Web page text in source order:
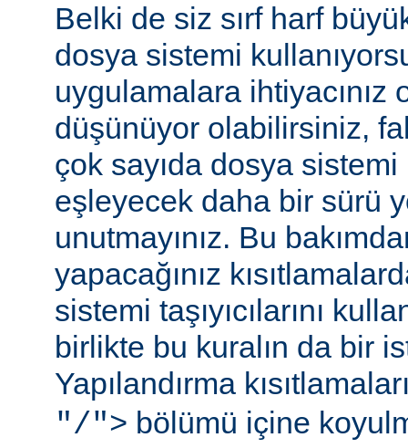
Belki de siz sırf harf
dosya sistemi
uygulamalara ihtiyacınız
düşünüyor olabilirsiniz,
çok sayıda dosya
eşleyecek daha bir sürü
unutmayınız. Bu
yapacağınız
sistemi taşıyıcılarını
birlikte bu kuralın da bir
Yapılandırma
"/"> bölümü içine